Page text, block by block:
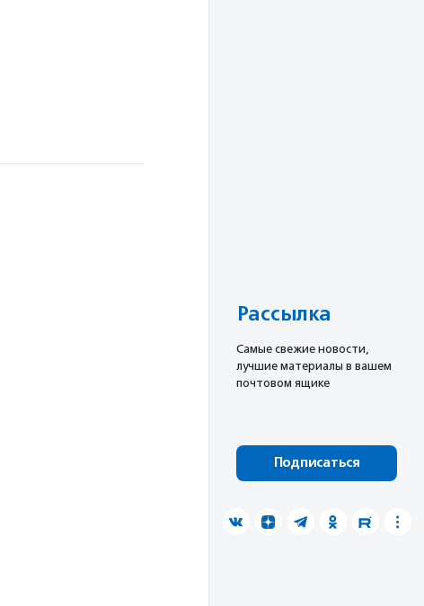
Рассылка
Cамые свежие новости,
лучшие материалы в вашем
почтовом ящике
Подписаться